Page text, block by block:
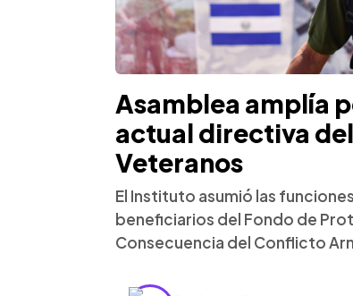
Asamblea amplía
actual directiva
Veteranos
El Instituto asumió las
beneficiarios del Fondo de
Consecuencia del Conflicto